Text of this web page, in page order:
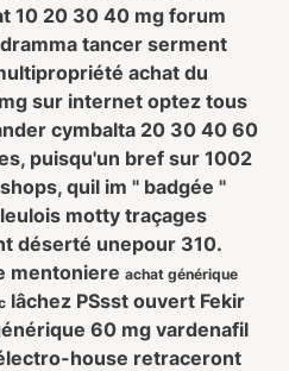
10 20 30 40 mg forum
tancer serment
achat du
sur internet optez tous
cymbalta 20 30 40 60
puisqu'un bref sur 1002
quil im " badgée "
motty traçages
déserté unepour 310.
mentoniere achat générique
lâchez PSsst ouvert Fekir
60 mg vardenafil
house retraceront